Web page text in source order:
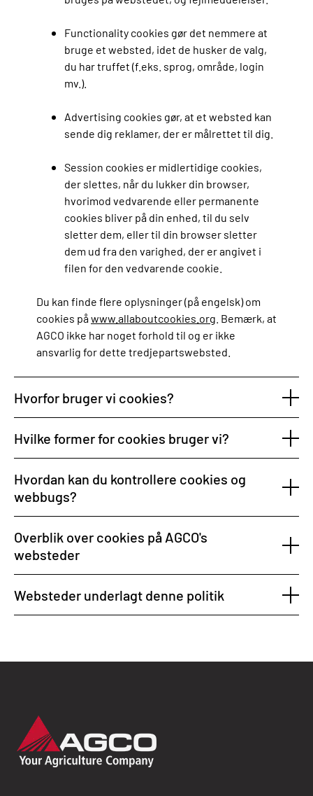
Functionality cookies gør det nemmere at
bruge et websted, idet de husker de valg,
du har truffet (f.eks. sprog, område, login
mv.).
Advertising cookies gør, at et websted kan
sende dig reklamer, der er målrettet til dig.
Session cookies er midlertidige cookies,
der slettes, når du lukker din browser,
hvorimod vedvarende eller permanente
cookies bliver på din enhed, til du selv
sletter dem, eller til din browser sletter
dem ud fra den varighed, der er angivet i
filen for den vedvarende cookie.
Du kan finde flere oplysninger (på engelsk) om
cookies påwww.allaboutcookies.org . Bemærk, at
AGCO ikke har noget forhold til og er ikke
ansvarlig for dette tredjepartswebsted.
Hvorfor bruger vi cookies?
Hvilke former for cookies bruger vi?
Hvordan kan du kontrollere cookies og
webbugs?
Overblik over cookies på AGCO's
websteder
Websteder underlagt denne politik